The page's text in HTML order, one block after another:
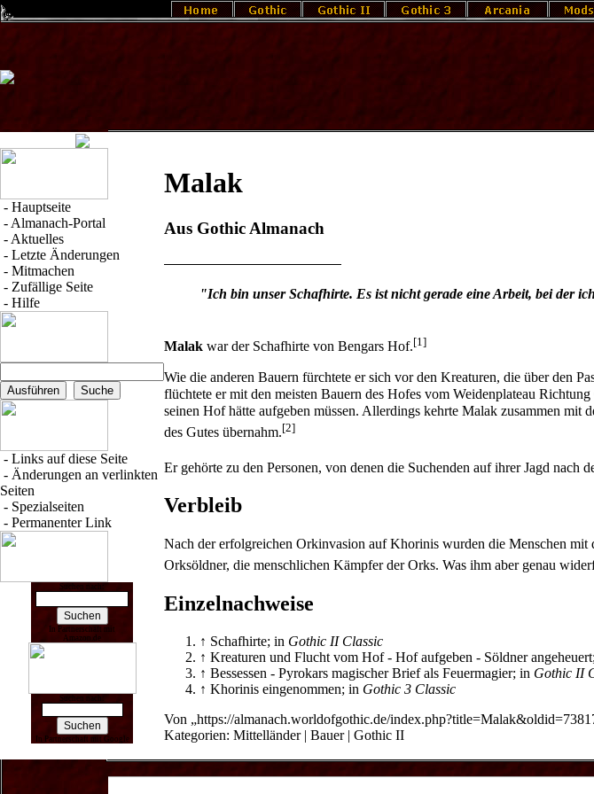
- Hauptseite
- Almanach-Portal
- Aktuelles
- Letzte Änderungen
- Mitmachen
- Zufällige Seite
- Hilfe
- Links auf diese Seite
- Änderungen an verlinkten
Seiten
- Spezialseiten
- Permanenter Link
Suchen nach:
In Partnerschaft mit
Amazon.de
Suchen nach:
In Partnerschaft mit Google
Malak
Aus Gothic Almanach
"Ich bin unser Schafhirte. Es ist nicht gerade eine Arbeit, bei der
Malak war der Schafhirte von Bengars Hof.[1]
Wie die anderen Bauern fürchtete er sich vor den Kreaturen, die über den
flüchtete er mit den meisten Bauern des Hofes vom Weidenplateau Richtung
seinen Hof hätte aufgeben müssen. Allerdings kehrte Malak zusammen mit
des Gutes übernahm.[2]
Er gehörte zu den Personen, von denen die Suchenden auf ihrer Jagd nach
Verbleib
Nach der erfolgreichen Orkinvasion aufKhorinis wurden die Menschen mit
Orksöldner, die menschlichen Kämpfer der Orks. Was ihm aber genau
Einzelnachweise
↑ Schafhirte; in Gothic II Classic
↑ Kreaturen und Flucht vom Hof- Hof aufgeben - Söldner angeheuert
↑ Bessessen - Pyrokars magischer Briefals Feuermagier; in Gothic II
↑ Khorinis eingenommen; in Gothic 3 Classic
Von „https://almanach.worldofgothic.de/
Kategorien: Mittelländer| Bauer| Gothic II